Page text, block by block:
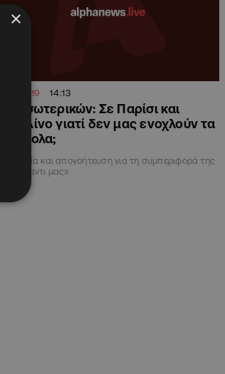
27.12.2019 14:13
Υπ. Εσωτερικών: Σε Παρίσι και
Βερολίνο γιατί δεν μας ενοχλούν τα
περίπολα;
«Πικρία και απογοήτευση για τη συμπεριφορά της
ΕΕ έναντι μας»
×